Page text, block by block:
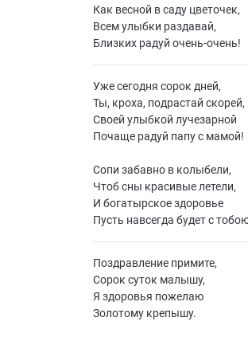
Как весной в саду цветочек,
Всем улыбки раздавай,
Близких радуй очень-очень!
Уже сегодня сорок дней,
Ты, кроха, подрастай скорей,
Своей улыбкой лучезарной
Почаще радуй папу с мамой!
Сопи забавно в колыбели,
Чтоб сны красивые летели,
И богатырское здоровье
Пусть навсегда будет с
Поздравление примите,
Сорок суток малышу,
Я здоровья пожелаю
Золотому крепышу.